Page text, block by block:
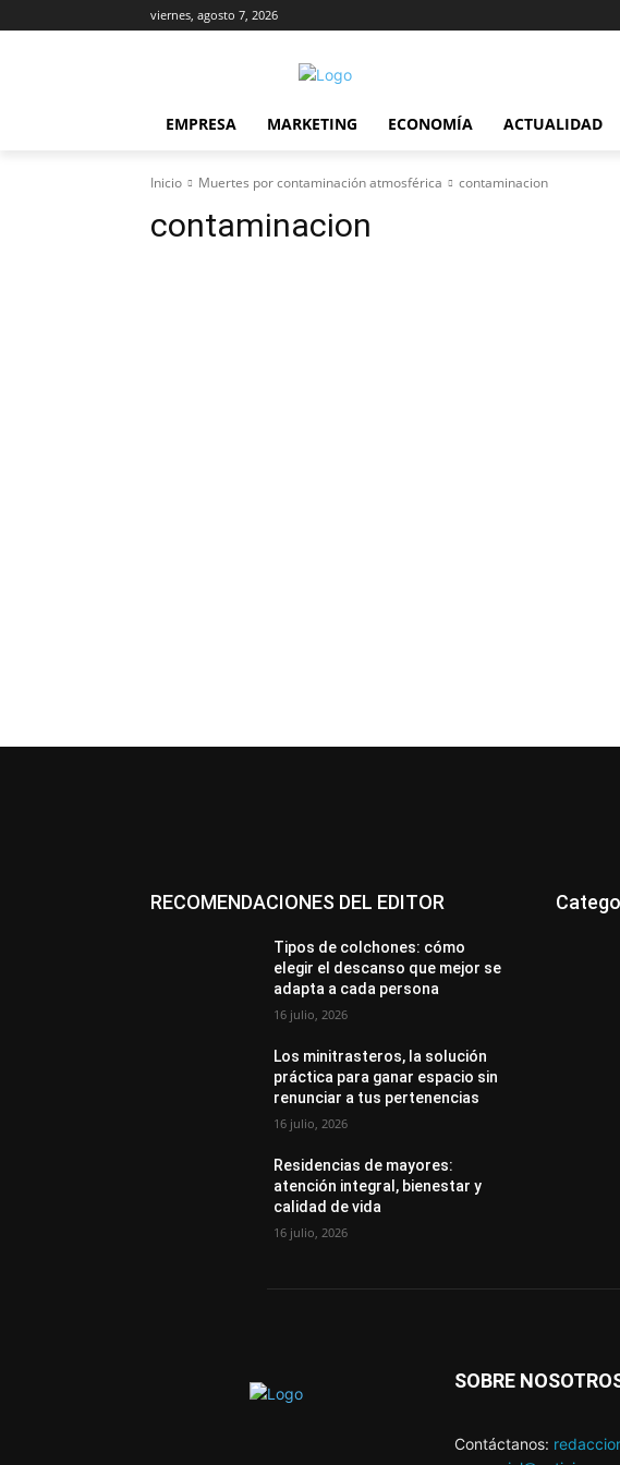
viernes, agosto 7, 2026
EMPRESA MARKETING ECONOMÍA ACTUALIDAD
Inicio Muertes por contaminación atmosférica contaminacion
contaminacion
RECOMENDACIONES DEL EDITOR
Tipos de colchones: cómo
elegir el descanso que mejor se
adapta a cada persona
16 julio, 2026
Los minitrasteros, la solución
práctica para ganar espacio sin
renunciar a tus pertenencias
16 julio, 2026
Residencias de mayores:
atención integral, bienestar y
calidad de vida
16 julio, 2026
SOBRE
Contáctanos: